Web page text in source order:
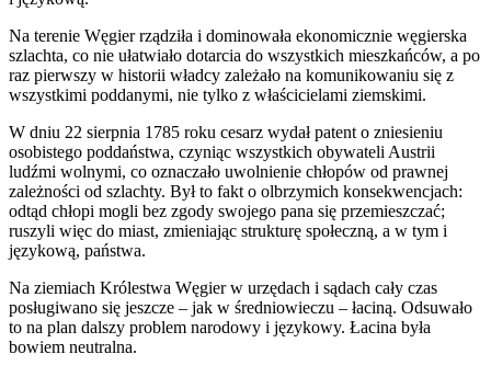
Na terenie Węgier rządziła i dominowała ekonomicznie węgierska
szlachta, co nie ułatwiało dotarcia do wszystkich mieszkańców, a po
raz pierwszy w historii władcy zależało na komunikowaniu się z
wszystkimi poddanymi, nie tylko z właścicielami ziemskimi.
W dniu 22 sierpnia 1785 roku cesarz wydał patent o zniesieniu
osobistego poddaństwa, czyniąc wszystkich obywateli Austrii
ludźmi wolnymi, co oznaczało uwolnienie chłopów od prawnej
zależności od szlachty. Był to fakt o olbrzymich konsekwencjach:
odtąd chłopi mogli bez zgody swojego pana się przemieszczać;
ruszyli więc do miast, zmieniając strukturę społeczną, a w tym i
językową, państwa.
Na ziemiach Królestwa Węgier w urzędach i sądach cały czas
posługiwano się jeszcze – jak w średniowieczu – łaciną. Odsuwało
to na plan dalszy problem narodowy i językowy. Łacina była
bowiem neutralna.